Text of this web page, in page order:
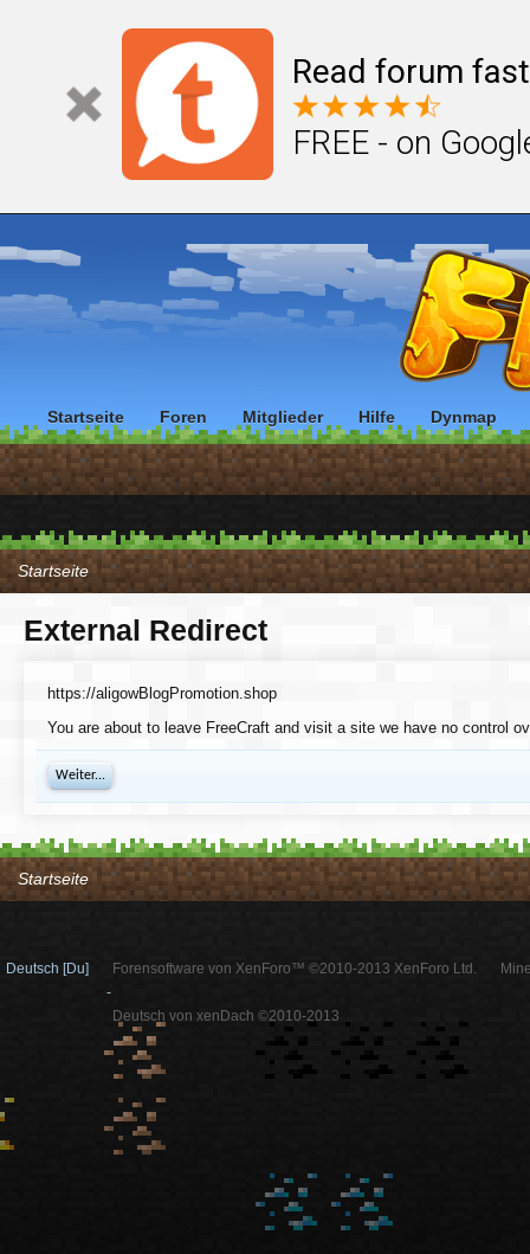
Read forum
FREE - on
Startseite
External Redirect
https://aligowBlogPromotion.shop
You are about to leave FreeCraft and visit a site we have no control
Weiter...
Startseite
Startseite Foren Mitglieder Hilfe Dynmap
Deutsch [Du]
Forensoftware von XenForo™ ©2010-2013 XenForo Ltd.
-
Deutsch von xenDach ©2010-2013